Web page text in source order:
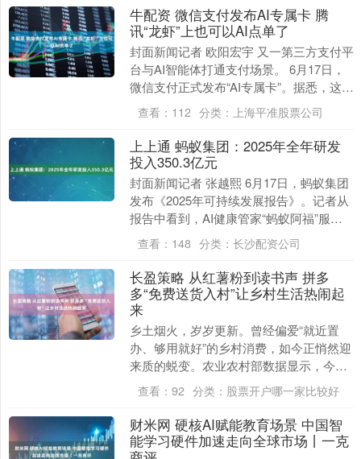
牛配资 微信支付发布AI专属卡 腾
讯“龙虾”上也可以AI点单了
封面新闻记者 欧阳宏宇 又一第三方支付平
台与AI智能体打通支付场景。 6月17日，
微信支付正式发布“AI专属卡”。据悉，这是
一款专为 AI 智能体支付场景设计、....
查看： 112 分类： 上海平准股票公司
上上通 蚂蚁集团：2025年全年研发
投入350.3亿元
封面新闻记者 张越熙 6月17日，蚂蚁集团
发布《2025年可持续发展报告》。记者从
报告中看到，AI健康管家“蚂蚁阿福”服务
三线及以下地区用户超8400万（含阿福....
查看： 148 分类： 长沙配资公司
长盈策略 从红薯粉到读书声 拼多
多“免费送货入村”让乡村生活热闹起
来
乡土烟火，岁岁更新。曾经偏爱“就近置
办、够用就好”的乡村消费，如今正悄然迎
来质的蜕变。农业农村部数据显示，今年
一季度乡村消费品零售额同比增长3.1%。
而此前国....
查看： 92 分类： 股票开户哪一家比较好
财米网 硬核AI赋能教育场景 中国智
能学习硬件加速走向全球市场丨一克